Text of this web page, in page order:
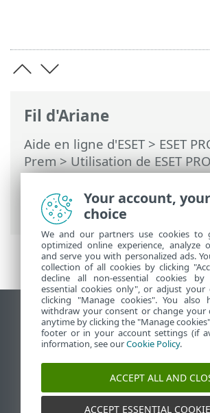
Fil d'Ariane
Aide en ligne d'ESET> ESET
Prem>Utilisation de ESET
Prem>ESET PROTECT On-
principal
>Rapports>
rapport
Afficher le site pour
End of Life
Base de connaissances ESET
Forum ESET
ESET Status Portal
Assistance régionale
Your account,
choice
We and our partners use cookies to
optimized online experience, analyze
and serve you with personalized ads.
collection of all cookies by clicking
decline all non-essential cookies by
essential cookies only", or adjust your
clicking "Manage cookies". You
withdraw your consent or change your
anytime by clicking the "Manage
footer or in your account settings (if
information, see ourCookie Policy.
ACCEPT ALL AND
ACCEPT ESSENTIAL